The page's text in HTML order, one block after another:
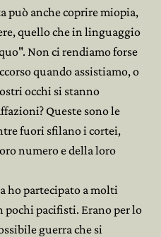
può anche coprire miopia,
quello che in linguaggio
Non ci rendiamo forse
quando assistiamo, o
occhi si stanno
Queste sono le
fuori sfilano i cortei,
numero e della loro
ho partecipato a molti
pochi pacifisti. Erano per lo
guerra che si